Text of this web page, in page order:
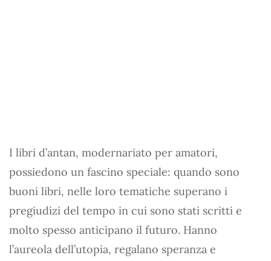
I libri d’antan, modernariato per amatori,
possiedono un fascino speciale: quando sono
buoni libri, nelle loro tematiche superano i
pregiudizi del tempo in cui sono stati scritti e
molto spesso anticipano il futuro. Hanno
l’aureola dell’utopia, regalano speranza e